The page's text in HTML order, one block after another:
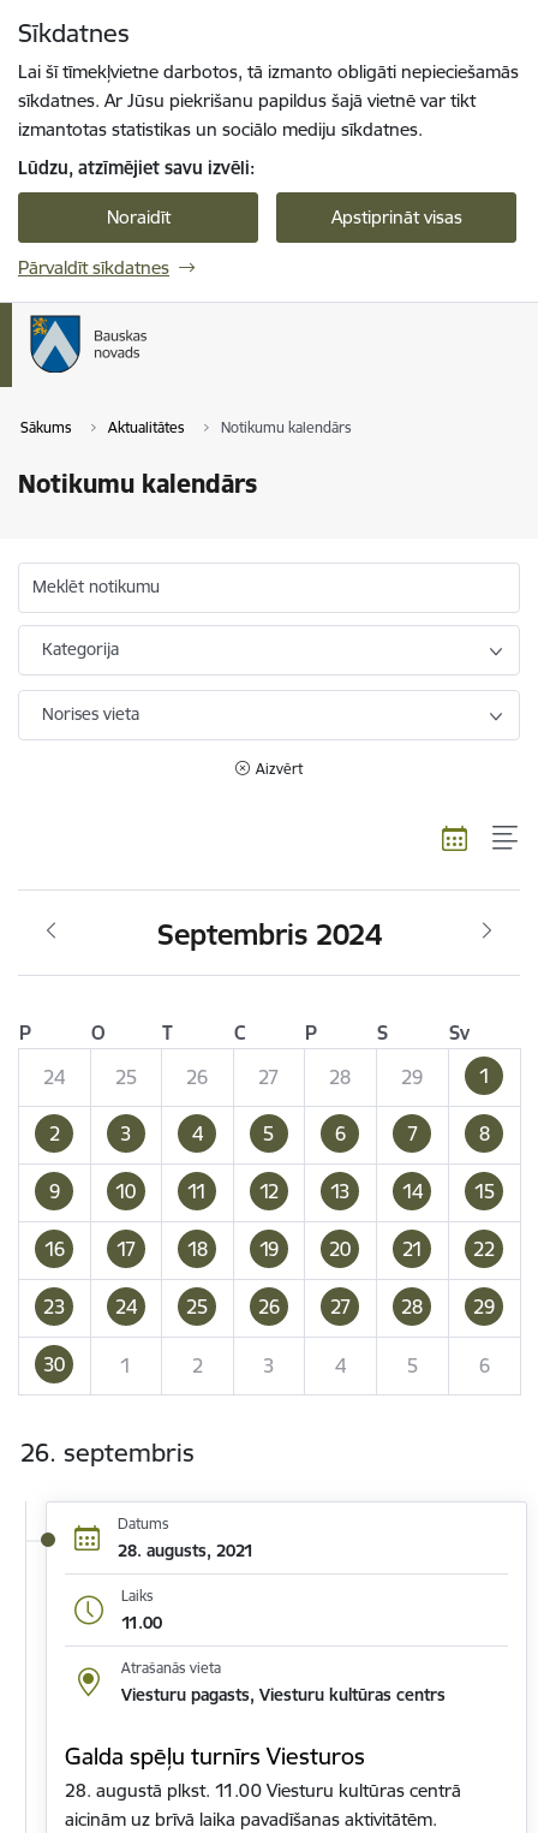
Sīkdatnes
Lai šī tīmekļvietne darbotos, tā izmanto obligāti nepieciešamās
sīkdatnes. Ar Jūsu piekrišanu papildus šajā vietnē var tikt
izmantotas statistikas un sociālo mediju sīkdatnes.
Lūdzu, atzīmējiet savu izvēli:
Noraidīt Apstiprināt visas
Pārvaldīt sīkdatnes
Sākums Aktualitātes Notikumu kalendārs
Notikumu kalendārs
Meklēt notikumu
Kategorija
Norises vieta
Aizvērt
Septembris 2024
P O T C P S
Sv
24
25 26 27 28 29 1
2 3 4 5 6 7 8
9 10 11 12 13 14 15
16 17 18 19 20 21 22
23 24 25 26 27 28 29
30 1 2 3 4 5 6
26. septembris
Datums
28. augusts, 2021
Laiks
11.00
Atrašanās vieta
Viesturu pagasts, Viesturu kultūras centrs
Galda spēļu turnīrs Viesturos
28. augustā plkst. 11.00 Viesturu kultūras centrā
aicinām uz brīvā laika pavadīšanas aktivitātēm.